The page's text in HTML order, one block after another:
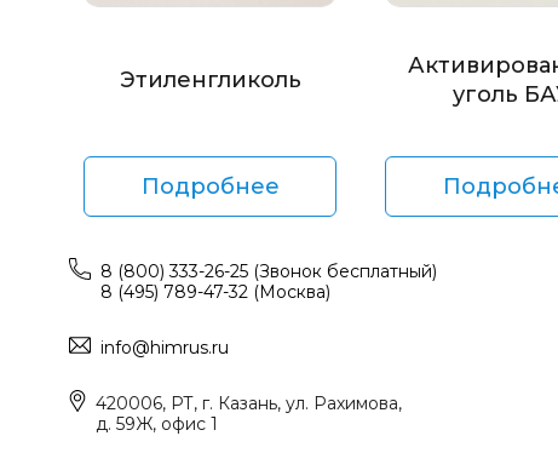
Этиленгликоль
Подробнее
уголь
8 (800) 333-26-25 (Звонок бесплатный)
8 (495) 789-47-32 (Москва)
info@himrus.ru
420006, РТ, г. Казань, ул. Рахимова,
д. 59Ж, офис 1